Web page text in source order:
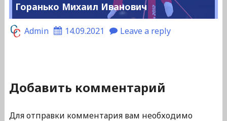
Горанько Михаил Иванович
Admin 14.09.2021 Leave a reply
Добавить комментарий
Для отправки комментария вам необходимо